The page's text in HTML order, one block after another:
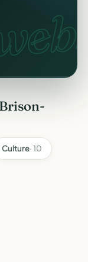
Culture· 10